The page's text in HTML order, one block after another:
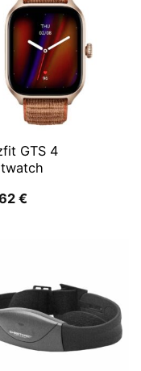
GTS 4
€